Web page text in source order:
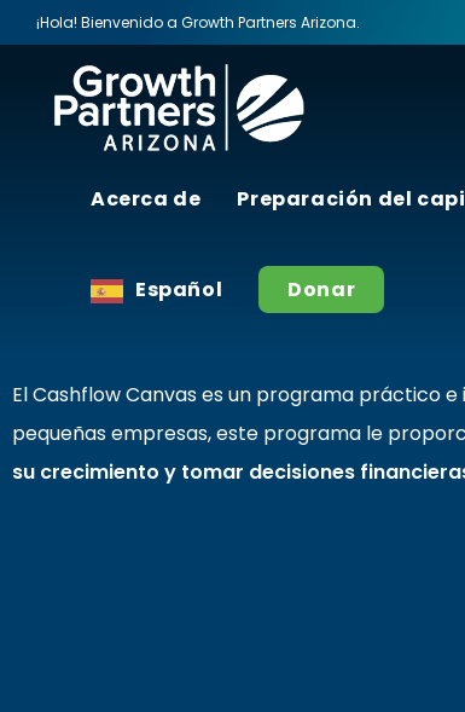
¡Hola! Bienvenido a Growth Partners Arizona.
Acerca de Preparación del
Español Donar
El Cashflow Canvas es un programa práctico
pequeñas empresas, este programa le
su crecimiento y tomar decisiones